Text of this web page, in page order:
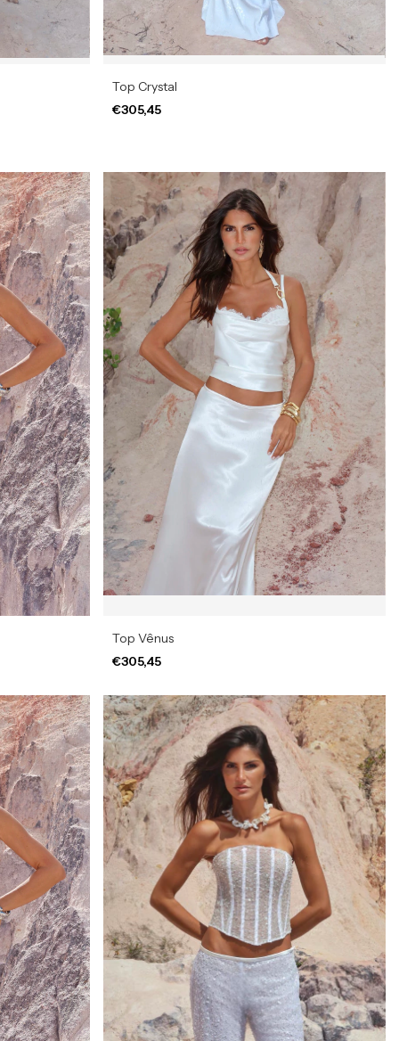
Top Crystal
€305,45
Top Vênus
€305,45